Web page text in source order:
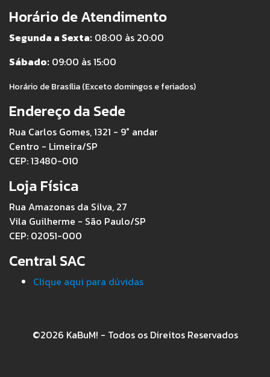
Horário de Atendimento
Segunda a Sexta: 08:00 às 20:00
Sábado: 09:00 às 15:00
Horário de Brasília (Exceto domingos e feriados)
Endereço da Sede
Rua Carlos Gomes, 1321 - 9° andar
Centro - Limeira/SP
CEP: 13480-010
Loja Física
Rua Amazonas da Silva, 27
Vila Guilherme - São Paulo/SP
CEP: 02051-000
Central SAC
Clique aqui para dúvidas
©2026 KaBuM! - Todos os Direitos Reservados